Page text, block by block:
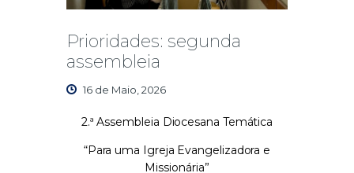
Prioridades: segunda
assembleia
16 de Maio, 2026
2.ª Assembleia Diocesana Temática
“Para uma Igreja Evangelizadora e
Missionária”